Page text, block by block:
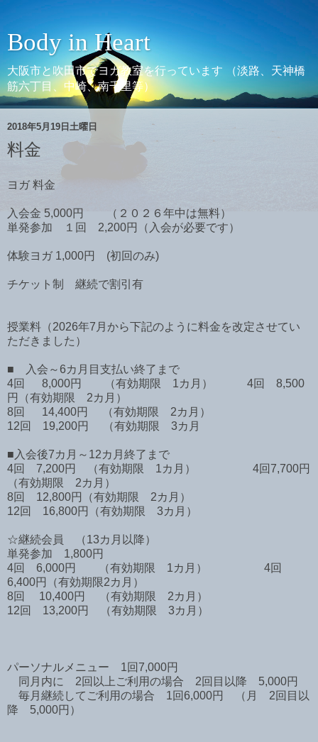
Body in Heart
大阪市と吹田市でヨガ教室を行っています （淡路、天神橋
筋六丁目、中崎、南千里等）
2018年5月19日土曜日
料金
ヨガ 料金
入会金 5,000円 （２０２６年中は無料）
単発参加 １回 2,200円（入会が必要です）
体験ヨガ 1,000円 (初回のみ)
チケット制 継続で割引有
授業料（2026年7月から下記のように料金を改定させてい
ただきました）
■ 入会～6カ月目支払い終了まで
4回 8,000円 （有効期限 1カ月） 4回 8,500
円（有効期限 2カ月）
8回 14,400円 （有効期限 2カ月）
12回 19,200円 （有効期限 3カ月
■入会後7カ月～12カ月終了まで
4回 7,200円 （有効期限 1カ月） 4回7,700円
（有効期限 2カ月）
8回 12,800円（有効期限 2カ月）
12回 16,800円（有効期限 3カ月）
☆継続会員 （13カ月以降）
単発参加 1,800円
4回 6,000円 （有効期限 1カ月） 4回
6,400円（有効期限2カ月）
8回 10,400円 （有効期限 2カ月）
12回 13,200円 （有効期限 3カ月）
パーソナルメニュー 1回7,000円
同月内に 2回以上ご利用の場合 2回目以降 5,000円
毎月継続してご利用の場合 1回6,000円 （月 2回目以
降 5,000円）